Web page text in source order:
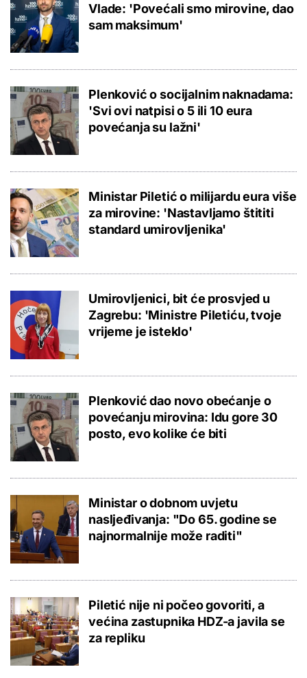
Vlade: 'Povećali smo mirovine, dao
sam maksimum'
Plenković o socijalnim naknadama:
'Svi ovi natpisi o 5 ili 10 eura
povećanja su lažni'
Ministar Piletić o milijardu eura više
za mirovine: 'Nastavljamo štititi
standard umirovljenika'
Umirovljenici, bit će prosvjed u
Zagrebu: 'Ministre Piletiću, tvoje
vrijeme je isteklo'
Plenković dao novo obećanje o
povećanju mirovina: Idu gore 30
posto, evo kolike će biti
Ministar o dobnom uvjetu
nasljeđivanja: "Do 65. godine se
najnormalnije može raditi"
Piletić nije ni počeo govoriti, a
većina zastupnika HDZ-a javila se
za repliku